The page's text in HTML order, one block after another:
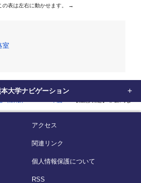
室
大学ナビゲーション
アクセス
関連リンク
個人情報保護について
RSS